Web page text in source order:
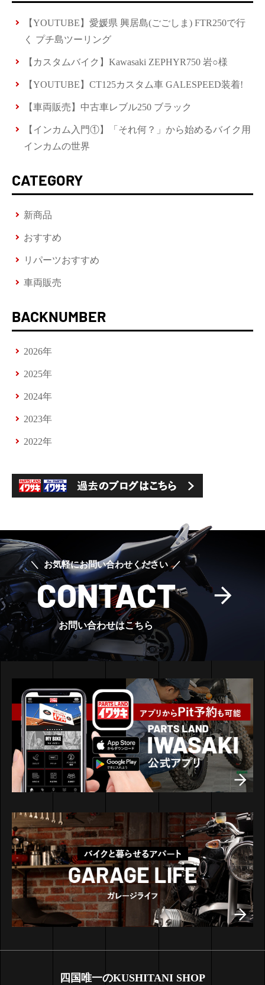
【YOUTUBE】愛媛県 興居島(ごごしま) FTR250で行
く プチ島ツーリング
【カスタムバイク】Kawasaki ZEPHYR750 岩○様
【YOUTUBE】CT125カスタム車 GALESPEED装着!
【車両販売】中古車レブル250 ブラック
【インカム入門①】「それ何？」から始めるバイク用
インカムの世界
CATEGORY
新商品
おすすめ
リパーツおすすめ
車両販売
BACKNUMBER
2026年
2025年
2024年
2023年
2022年
CONTACT
お気軽にお問い合わせください
お問い合わせはこちら
四国唯一のKUSHITANI SHOP